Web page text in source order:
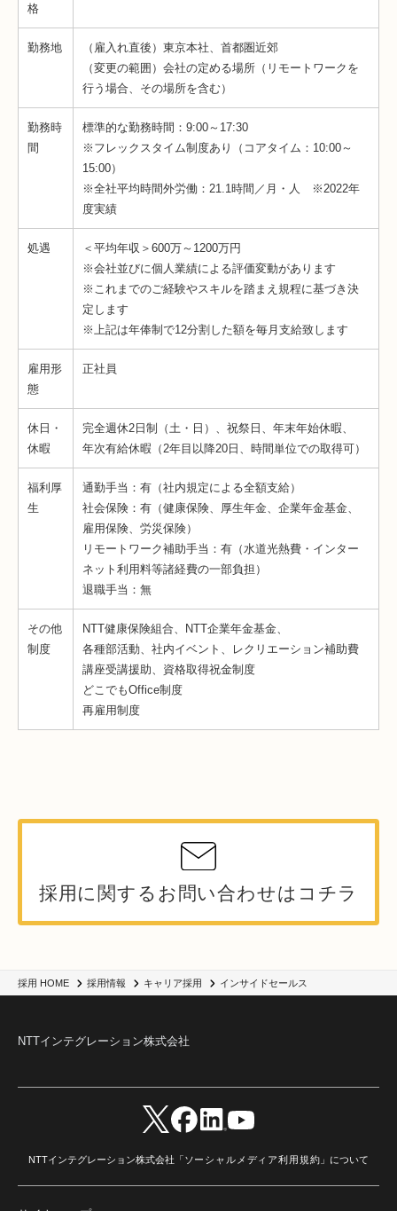
採用 HOME 採用情報 キャリア採用 インサイドセールス
格
勤務地
（雇入れ直後）東京本社、首都圏近郊
（変更の範囲）会社の定める場所（リモートワークを
行う場合、その場所を含む）
勤務時
間
標準的な勤務時間：9:00～17:30
※フレックスタイム制度あり（コアタイム：10:00～
15:00）
※全社平均時間外労働：21.1時間／月・人 ※2022年
度実績
処遇
＜平均年収＞600万～1200万円
※会社並びに個人業績による評価変動があります
※これまでのご経験やスキルを踏まえ規程に基づき決
定します
※上記は年俸制で12分割した額を毎月支給致します
雇用形
態
正社員
休日・
休暇
完全週休2日制（土・日）、祝祭日、年末年始休暇、
年次有給休暇（2年目以降20日、時間単位での取得可）
福利厚
生
通勤手当：有（社内規定による全額支給）
社会保険：有（健康保険、厚生年金、企業年金基金、
雇用保険、労災保険）
リモートワーク補助手当：有（水道光熱費・インター
ネット利用料等諸経費の一部負担）
退職手当：無
その他
制度
NTT健康保険組合、NTT企業年金基金、
各種部活動、社内イベント、レクリエーション補助費
講座受講援助、資格取得祝金制度
どこでもOffice制度
再雇用制度
採用に関するお問い合わせはコチラ
NTTインテグレーション株式会社
NTTインテグレーション株式会社「ソーシャルメディア利用規約 」について